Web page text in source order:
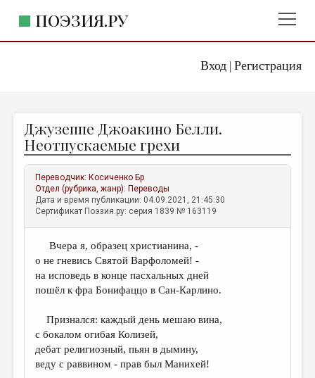
Вход| Регистрация
ПОЭЗИЯ.РУ
ЖАНРЫ
АВТОРЫ
КОММЕНТАРИИ
ЛИТСАЛОН
ПРАВИЛА САЙТА
ОТДЕЛЫ И РУБРИКИ
ДАЙДЖЕСТ
ПРОИЗВЕДЕНИЯ
Джузеппе Джоакино Белли.
Неотпускаемые грехи
Переводчик: Косиченко Бр
Отдел (рубрика, жанр): Переводы
Дата и время публикации: 04.09.2021, 21:45:30
Сертификат Поэзия.ру: серия 1839 № 163119
Вчера я, образец христианина, -
о не гневись Святой Варфоломей! -
на исповедь в конце пасхальных дней
пошёл к фра Бонифаццо в Сан-Карлино.
Признался: каждый день мешаю вина,
с бокалом огибая Колизей,
дебат религиозный, пьян в дымину,
веду с раввином - прав был Манихей!